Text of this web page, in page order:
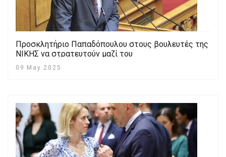
Προσκλητήριο Παπαδόπουλου στους βουλευτές της
ΝΙΚΗΣ να στρατευτούν μαζί του
09 May 2025